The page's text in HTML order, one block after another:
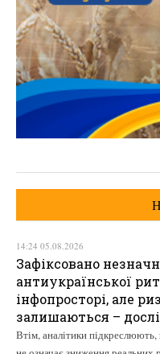
14:24 05.08.2026
Зафіксовано
антиукраїнської
інфопросторі, але
залишаються –
Втім, аналітики